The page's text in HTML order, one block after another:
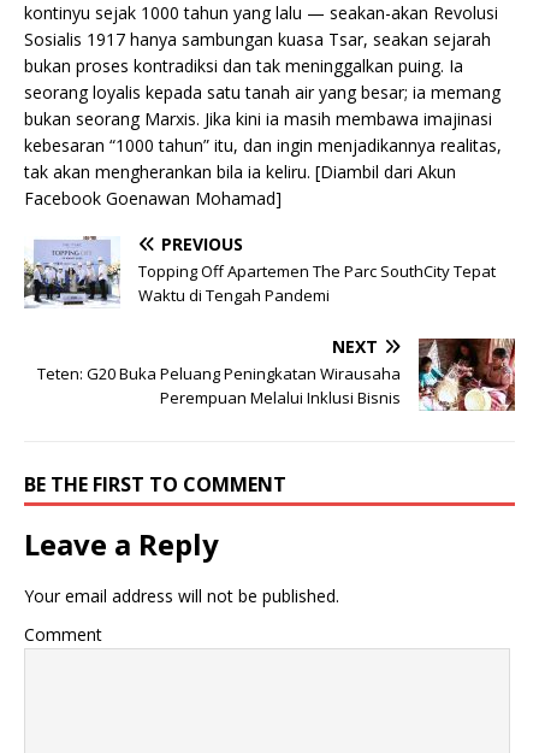
kontinyu sejak 1000 tahun yang lalu — seakan-akan Revolusi
Sosialis 1917 hanya sambungan kuasa Tsar, seakan sejarah
bukan proses kontradiksi dan tak meninggalkan puing. Ia
seorang loyalis kepada satu tanah air yang besar; ia memang
bukan seorang Marxis. Jika kini ia masih membawa imajinasi
kebesaran “1000 tahun” itu, dan ingin menjadikannya realitas,
tak akan mengherankan bila ia keliru. [Diambil dari Akun
Facebook Goenawan Mohamad]
PREVIOUS
Topping Off Apartemen The Parc SouthCity Tepat
Waktu di Tengah Pandemi
NEXT
Teten: G20 Buka Peluang Peningkatan Wirausaha
Perempuan Melalui Inklusi Bisnis
BE THE FIRST TO COMMENT
Leave a Reply
Your email address will not be published.
Comment